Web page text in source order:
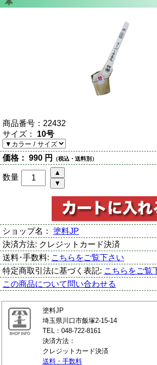
商品番号： 22432
サイズ： 10号
価格： 990 円 （税込・送料別）
数量
ショップ名： 塗料JP
決済方法: クレジットカード決済
送料･手数料: こちらをご覧下さい
特定商取引法に基づく表記: こちらをご覧
この商品について問い合わせる
塗料JP
埼玉県川口市飯塚2-15-14
TEL：048-722-8161
決済方法：
クレジットカード決済
送料・手数料